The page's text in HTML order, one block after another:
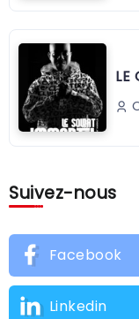
LE
Suivez-nous
Facebook
Linkedin